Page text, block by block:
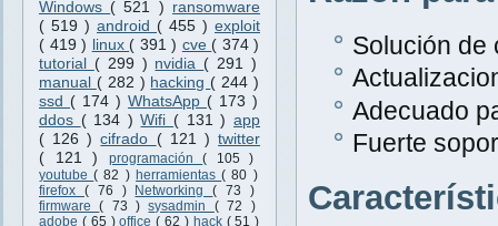
Windows ( 521 ) ransomware
( 519 ) android ( 455 ) exploit
( 419 ) linux ( 391 ) cve ( 374 )
tutorial ( 299 ) nvidia ( 291 )
manual ( 282 ) hacking ( 244 )
ssd ( 174 ) WhatsApp ( 173 )
ddos ( 134 )Wifi ( 131 ) app
( 126 )cifrado ( 121 )twitter
( 121 ) programación( 105 )
youtube( 82 ) herramientas( 80 )
firefox ( 76 ) Networking( 73 )
firmware( 73 )sysadmin ( 72 )
adobe ( 65 )office( 62 ) hack ( 51 )
Solución de
Adecuado
Fuerte